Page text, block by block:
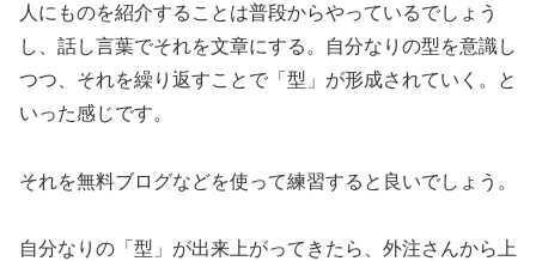
人にものを紹介することは普段からやっているでしょう
し、話し言葉でそれを文章にする。自分なりの型を意識し
つつ、それを繰り返すことで「型」が形成されていく。と
いった感じです。
それを無料ブログなどを使って練習すると良いでしょう。
自分なりの「型」が出来上がってきたら、外注さんから上